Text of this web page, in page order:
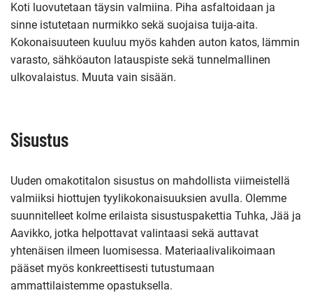
Koti luovutetaan täysin valmiina. Piha asfaltoidaan ja
sinne istutetaan nurmikko sekä suojaisa tuija-aita.
Kokonaisuuteen kuuluu myös kahden auton katos, lämmin
varasto, sähköauton latauspiste sekä tunnelmallinen
ulkovalaistus. Muuta vain sisään.
Sisustus
Uuden omakotitalon sisustus on mahdollista viimeistellä
valmiiksi hiottujen tyylikokonaisuuksien avulla. Olemme
suunnitelleet kolme erilaista sisustuspakettia Tuhka, Jää ja
Aavikko, jotka helpottavat valintaasi sekä auttavat
yhtenäisen ilmeen luomisessa. Materiaalivalikoimaan
pääset myös konkreettisesti tutustumaan
ammattilaistemme opastuksella.